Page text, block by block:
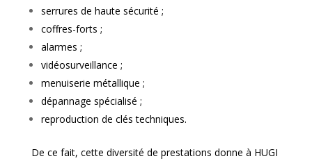
serrures de haute sécurité ;
coffres-forts ;
alarmes ;
vidéosurveillance ;
menuiserie métallique ;
dépannage spécialisé ;
reproduction de clés techniques.
De ce fait, cette diversité de prestations donne à HUGI